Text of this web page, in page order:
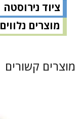
ציוד נירוסטה
מוצרים נלווים
מוצרים קשורים